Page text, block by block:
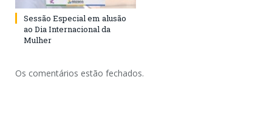
Sessão Especial em alusão
ao Dia Internacional da
Mulher
Os comentários estão fechados.